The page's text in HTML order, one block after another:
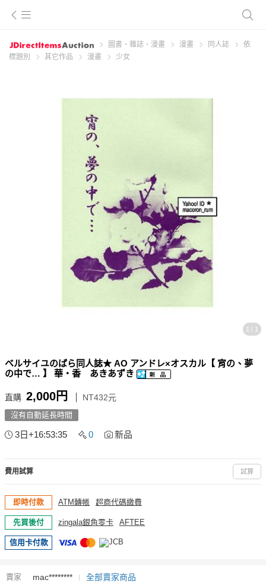
圖書、雜誌、漫畫 漫畫 同人誌
依
標題別
其它作品 漫畫 少女
1 / 1
ベルサイユのばら同人誌★ AO アンドレ×オスカル【 宵の、夢
の中で… 】 華・香 あきあずき
直購 2,000円 NT432元
沒有自動延長時間
3日+16:53:34 0 新品
費用試算 試算
即時付款 ATM轉帳 超商代碼繳費
先買後付 zingala銀角零卡 AFTEE
信用卡付款
賣家 mac******** 全部賣家商品